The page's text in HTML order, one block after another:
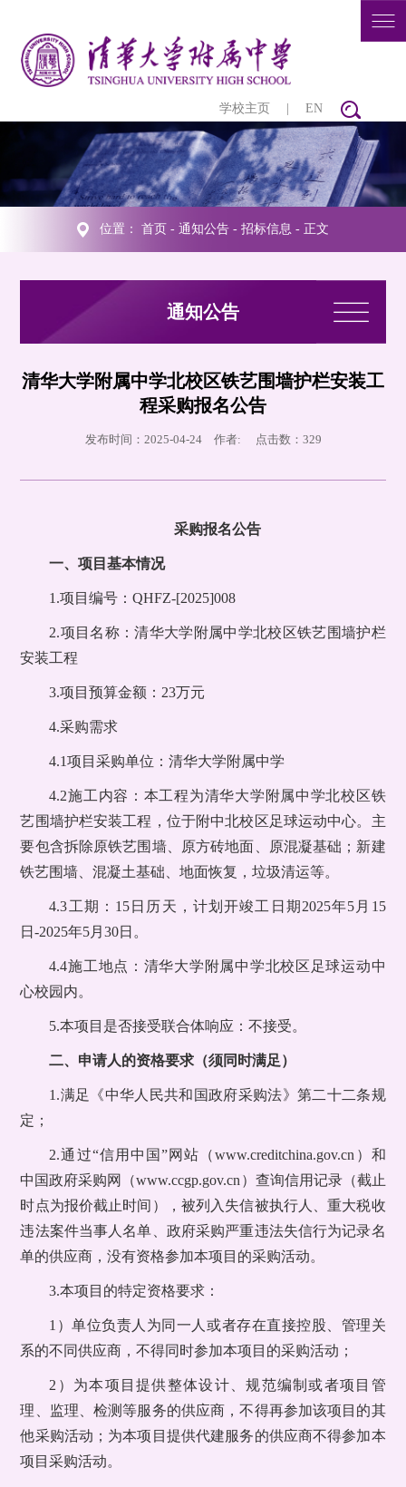
学校主页 EN
位置： 首页 - 通知公告 - 招标信息 - 正文
通知公告
清华大学附属中学北校区铁艺围墙护栏安装工
程采购报名公告
发布时间：2025-04-24 作者: 点击数： 329
采购报名公告
一、项目基本情况
1.项目编号：QHFZ-[2025]008
2.项目名称：清华大学附属中学北校区铁艺围墙护栏
安装工程
3.项目预算金额：23万元
4.采购需求
4.1项目采购单位：清华大学附属中学
4.2施工内容：本工程为清华大学附属中学北校区铁
艺围墙护栏安装工程，位于附中北校区足球运动中心。主
要包含拆除原铁艺围墙、原方砖地面、原混凝基础；新建
铁艺围墙、混凝土基础、地面恢复，垃圾清运等。
4.3工期：15日历天，计划开竣工日期2025年5月15
日-2025年5月30日。
4.4施工地点：清华大学附属中学北校区足球运动中
心校园内。
5.本项目是否接受联合体响应：不接受。
二、申请人的资格要求（须同时满足）
1.满足《中华人民共和国政府采购法》第二十二条规
定；
2.通过“信用中国”网站（www.creditchina.gov.cn）和
中国政府采购网（www.ccgp.gov.cn）查询信用记录（截止
时点为报价截止时间），被列入失信被执行人、重大税收
违法案件当事人名单、政府采购严重违法失信行为记录名
单的供应商，没有资格参加本项目的采购活动。
3.本项目的特定资格要求：
1）单位负责人为同一人或者存在直接控股、管理关
系的不同供应商，不得同时参加本项目的采购活动；
2）为本项目提供整体设计、规范编制或者项目管
理、监理、检测等服务的供应商，不得再参加该项目的其
他采购活动；为本项目提供代建服务的供应商不得参加本
项目采购活动。